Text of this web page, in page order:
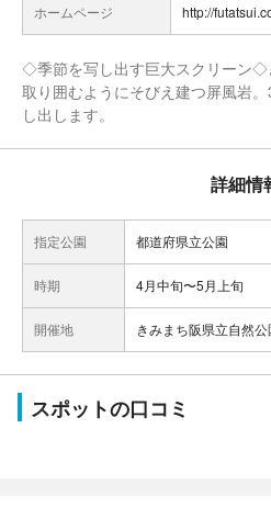
ホームページ http://
◇季節を写し出す巨大スクリーン◇
取り囲むようにそびえ建つ屏風岩
し出します。
詳細情
指定公園 都道府県立公園
時期 4月中旬〜5月上旬
開催地 きみまち阪県立自然公
スポットの口コミ